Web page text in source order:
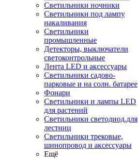
Светильники ночники
Светильники под лампу
накаливания
Светильники
промышленные
Детекторы, выключатели
светоконтрольные
Лента LED и аксессуары
Светильники садово-
парковые и на солн. батарее
Фонари
Светильники и лампы LED
для растений
Светильники светодиод.для
лестниц
Светильники трековые,
шинопровод и аксессуары
Ещё